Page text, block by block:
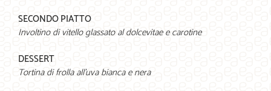
SECONDO PIATTO
Involtino di vitello glassato al dolcevitae e carotine
DESSERT
Tortina di frolla all’uva bianca e nera